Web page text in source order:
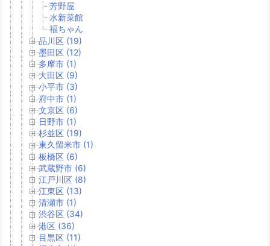
芳野屋
水新菜館
福ちゃん
品川区 (19)
墨田区 (12)
多摩市 (1)
大田区 (9)
小平市 (3)
府中市 (1)
文京区 (6)
日野市 (1)
杉並区 (19)
東久留米市 (1)
板橋区 (6)
武蔵野市 (6)
江戸川区 (8)
江東区 (13)
清瀬市 (1)
渋谷区 (34)
港区 (36)
目黒区 (11)